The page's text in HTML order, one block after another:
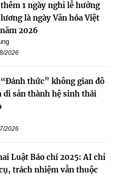
1 ngày nghỉ lễ hưởng
là ngày Văn hóa Việt
2026
2026
thức” không gian đô
di sản thành hệ sinh thái
2026
Luật Báo chí 2025: AI chỉ
trách nhiệm vẫn thuộc